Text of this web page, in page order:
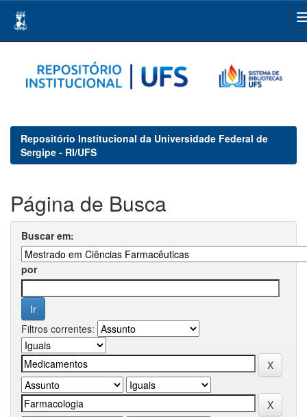
navigation
Repositório Institucional da Universidade Federal de
Sergipe - RI/UFS
Página de Busca
Buscar em:
por
Filtros correntes: